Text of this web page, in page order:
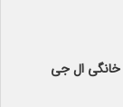
خانگی ال جی